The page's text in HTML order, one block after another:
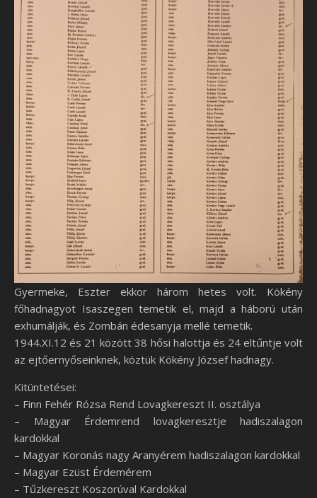
Gyermeke, Eszter ekkor három hetes volt. Kökény
főhadnagyot Isaszegen temetik el, majd a háború után
exhumálják, és Zombán édesanyja mellé temetik.
1944.XI.12 és 21 között 38 hősi halottja és 24 eltűntje volt
az ejtőernyőseinknek, köztük Kökény József hadnagy.
Kitüntetései:
– Finn Fehér Rózsa Rend Lovagkereszt II. osztálya
– Magyar Érdemrend lovagkeresztje hadiszalagon
kardokkal
– Magyar Koronás nagy Aranyérem hadiszalagon kardokkal
– Magyar Ezüst Érdemérem
– Tűzkereszt Koszorúval Kardokkal